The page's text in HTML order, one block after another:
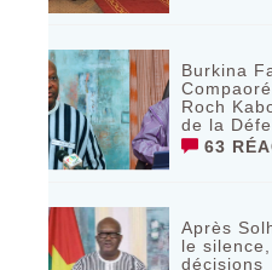
Burkina
Roch
de la
63
Après
le
décisions